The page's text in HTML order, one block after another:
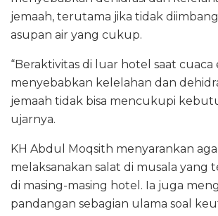
jemaah, terutama jika tidak
asupan air yang cukup.
“Beraktivitas di luar hotel saat
menyebabkan kelelahan dan
jemaah tidak bisa mencukupi
ujarnya.
KH Abdul Moqsith menyarankan
melaksanakan salat di musala yang
di masing-masing hotel. Ia juga
pandangan sebagian ulama soal